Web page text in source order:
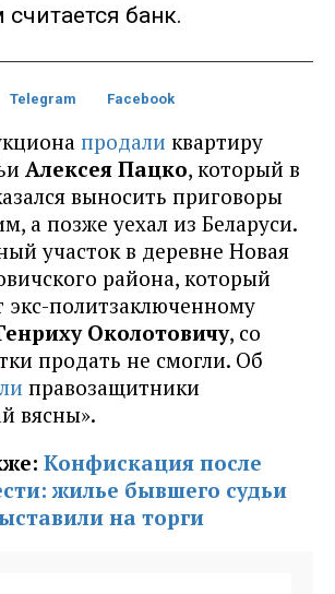
банк.
Telegram Facebook
продали квартиру
Алексея Пацко, который в
выносить приговоры
а позже уехал из Беларуси.
участок в деревне Новая
района, который
политзаключенному
Околотовичу, со
продать не смогли. Об
правозащитники
вясны».
Конфискация после
жилье бывшего судьи
на торги